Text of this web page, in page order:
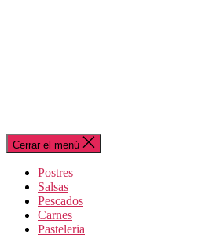
Cerrar el menú
Postres
Salsas
Pescados
Carnes
Pasteleria